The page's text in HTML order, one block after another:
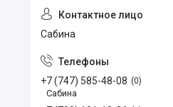
Сабина
+7 (747) 585-48-08 0
Сабина